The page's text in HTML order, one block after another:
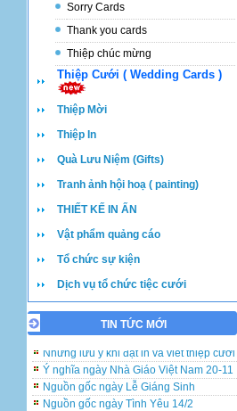
Sorry Cards
Thank you cards
Thiệp chúc mừng
Thiệp Cưới ( Wedding Cards )
Thiệp Mời
Thiệp In
Quà Lưu Niệm (Gifts)
Tranh ảnh hội hoạ ( painting)
THIẾT KẾ IN ẤN
Vật phẩm quảng cáo
Tổ chức sự kiện
Dịch vụ tổ chức tiệc cưới
TIN TỨC MỚI
Những lưu ý khi đặt in và viết thiệp cưới
Ý nghĩa ngày Nhà Giáo Việt Nam 20-11
Nguồn gốc ngày Lễ Giáng Sinh
Nguồn gốc ngày Tình Yêu 14/2